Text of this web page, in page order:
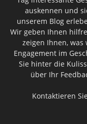
auskennen und
unserem Blog
Wir geben Ihnen
zeigen Ihnen,
Engagement im
Sie hinter die
über Ihr
Kontaktieren